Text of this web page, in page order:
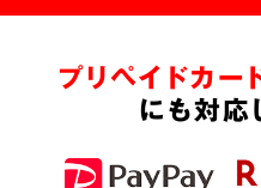
プリペイドカー
にも対応